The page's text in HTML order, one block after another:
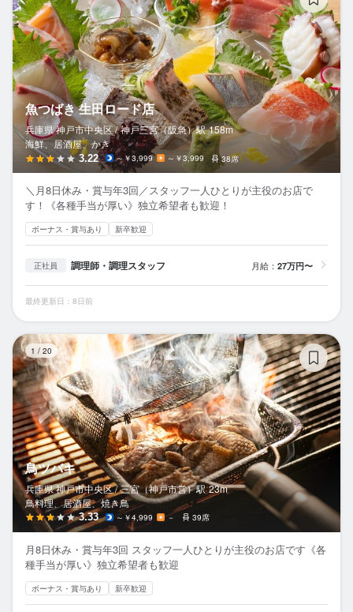
魚つばき 生田ロード店
兵庫県 神戸市中央区 / 神戸三宮（阪急）駅 158m
海鮮、居酒屋、かき
3.22 ～￥3,999 ～￥3,999 38席
＼月8日休み・賞与年3回／スタッフ一人ひとりが主役のお店で
す！《各種手当が厚い》独立希望者も歓迎！
ボーナス・賞与あり 新卒歓迎
正社員 調理師・調理スタッフ 月給： 27万円〜
最終更新日：8日前
1 / 20
鳥ツバキ
兵庫県 神戸市中央区 / 三宮（神戸市営）駅 23m
鳥料理、居酒屋、焼き鳥
3.33 ～￥4,999 － 39席
月8日休み・賞与年3回 スタッフ一人ひとりが主役のお店です《各
種手当が厚い》独立希望者も歓迎
ボーナス・賞与あり 新卒歓迎